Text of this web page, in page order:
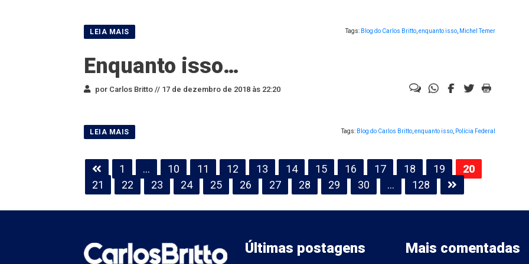
Tags: Blog do Carlos Britto, enquanto isso, Michel Temer
Enquanto isso…
por Carlos Britto // 17 de dezembro de 2018 às 22:20
Tags: Blog do Carlos Britto, enquanto isso, Polícia Federal
Paginação
de
posts
1 … 10 11 12 13 14 15 16 17 18 19
20
21
22 23 24 25 26 27 28 29 30 … 128
Últimas postagens Mais comentadas